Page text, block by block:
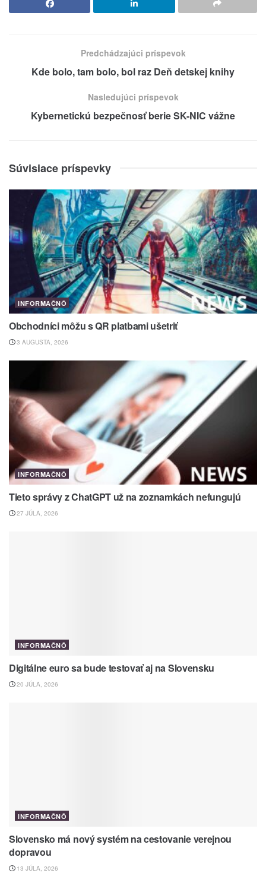
Predchádzajúci príspevok
Kde bolo, tam bolo, bol raz Deň detskej knihy
Nasledujúci príspevok
Kybernetickú bezpečnosť berie SK-NIC vážne
Súvisiace príspevky
INFORMAČNÔ
Obchodníci môžu s QR platbami ušetriť
3 AUGUSTA, 2026
INFORMAČNÔ
Tieto správy z ChatGPT už na zoznamkách nefungujú
27 JÚLA, 2026
INFORMAČNÔ
Digitálne euro sa bude testovať aj na Slovensku
20 JÚLA, 2026
INFORMAČNÔ
Slovensko má nový systém na cestovanie verejnou
dopravou
13 JÚLA, 2026